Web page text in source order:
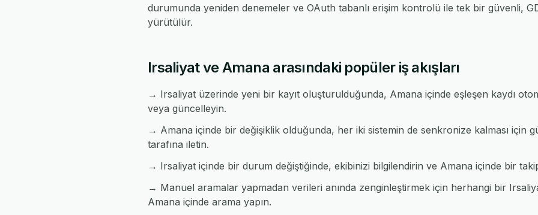
durumunda yeniden denemeler ve OAuth tabanlı erişim kontrolü ile tek bir güvenli,
yürütülür.
Irsaliyat ve Amana arasındaki popüler iş akışları
→ Irsaliyat üzerinde yeni bir kayıt oluşturulduğunda, Amana içinde eşleşen kaydı
veya güncelleyin.
→ Amana içinde bir değişiklik olduğunda, her iki sistemin de senkronize kalması için
tarafına iletin.
→ Irsaliyat içinde bir durum değiştiğinde, ekibinizi bilgilendirin ve Amana içinde bir
→ Manuel aramalar yapmadan verileri anında zenginleştirmek için herhangi bir
Amana içinde arama yapın.